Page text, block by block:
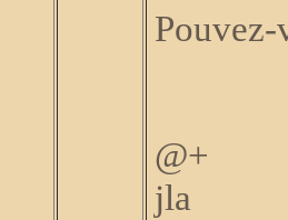
Pouvez-
@+
jla